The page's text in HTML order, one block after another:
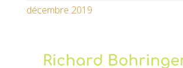
décembre 2019